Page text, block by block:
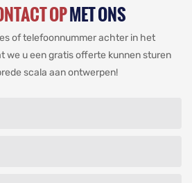
OPMET ONS
of telefoonnummer achter in het
we u een gratis offerte kunnen sturen
scala aan ontwerpen!